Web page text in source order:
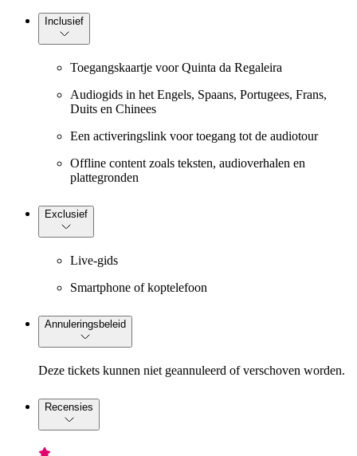
Inclusief
Toegangskaartje voor Quinta da Regaleira
Audiogids in het Engels, Spaans, Portugees, Frans,
Duits en Chinees
Een activeringslink voor toegang tot de audiotour
Offline content zoals teksten, audioverhalen en
plattegronden
Exclusief
Live-gids
Smartphone of koptelefoon
Annuleringsbeleid
Deze tickets kunnen niet geannuleerd of verschoven worden.
Recensies